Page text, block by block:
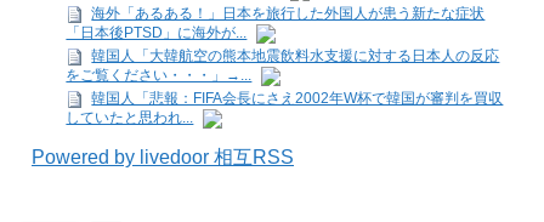
海外「あるある！」日本を旅行した外国人が患う新たな症状
「日本後PTSD」に海外が...
韓国人「大韓航空の熊本地震飲料水支援に対する日本人の反応
をご覧ください・・・」→...
韓国人「悲報：FIFA会長にさえ2002年W杯で韓国が審判を買収
していたと思われ...
Powered by livedoor 相互RSS